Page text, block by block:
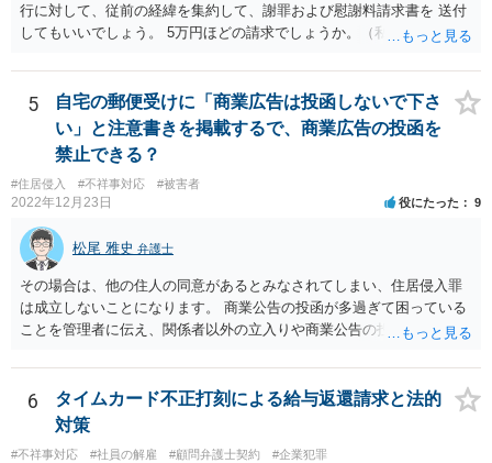
行に対して、従前の経緯を集約して、謝罪および慰謝料請求書を 送付
してもいいでしょう。 5万円ほどの請求でしょうか。（私見）
5
自宅の郵便受けに「商業広告は投函しないで下さ
い」と注意書きを掲載するで、商業広告の投函を
禁止できる？
#住居侵入 #不祥事対応 #被害者
2022年12月23日 役にたった 9
松尾 雅史 弁護士
その場合は、他の住人の同意があるとみなされてしまい、住居侵入罪
は成立しないことになります。 商業公告の投函が多過ぎて困っている
ことを管理者に伝え、関係者以外の立入りや商業公告の投函を禁ずる
6
タイムカード不正打刻による給与返還請求と法的
対策
#不祥事対応 #社員の解雇 #顧問弁護士契約
#企業犯罪